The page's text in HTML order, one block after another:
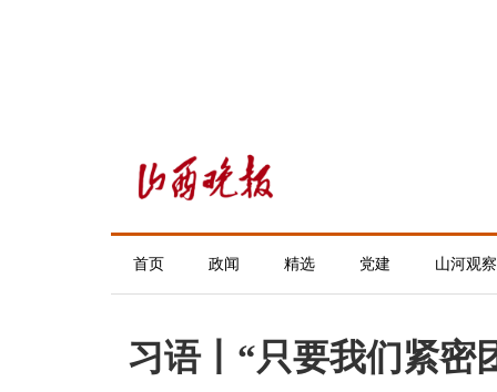
首页 政闻 精选 党建 山河观察
习语丨“只要我们紧密